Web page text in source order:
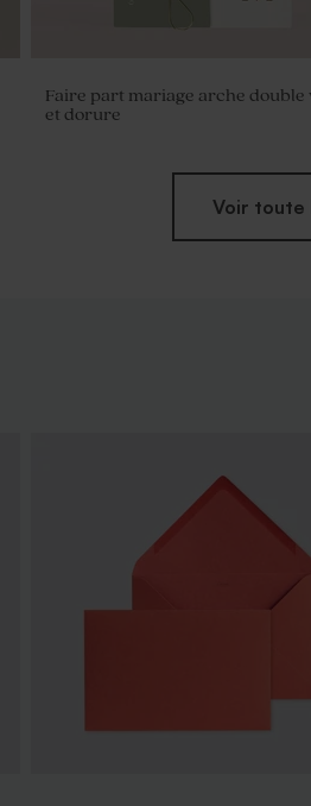
Faire part mariage arche double
et dorure
Voir toute